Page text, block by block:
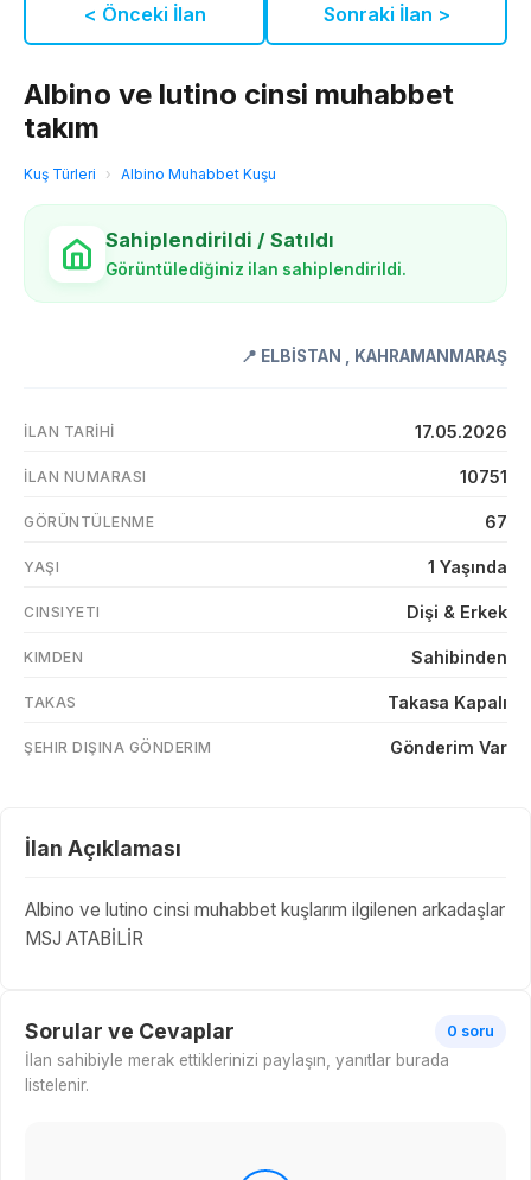
< Önceki İlan Sonraki İlan >
Albino ve lutino cinsi muhabbet
takım
Kuş Türleri › Albino Muhabbet Kuşu
Sahiplendirildi / Satıldı
Görüntülediğiniz ilan sahiplendirildi.
📍 ELBİSTAN KAHRAMANMARAŞ
İLAN TARIHI 17.05.2026
İLAN NUMARASI 10751
GÖRÜNTÜLENME 67
YAŞI 1 Yaşında
CINSIYETI Dişi & Erkek
KIMDEN Sahibinden
TAKAS Takasa Kapalı
ŞEHIR DIŞINA GÖNDERIM Gönderim Var
İlan Açıklaması
Albino ve lutino cinsi muhabbet kuşlarım ilgilenen arkadaşlar
MSJ ATABİLİR
Sorular ve Cevaplar 0 soru
İlan sahibiyle merak ettiklerinizi paylaşın, yanıtlar burada
listelenir.